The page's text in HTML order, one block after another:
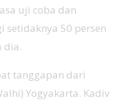
uji coba dan
50 persen
dia.
tanggapan dari
Yogyakarta. Kadiv